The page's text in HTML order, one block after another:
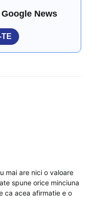
News
mai are nici o valoare
spune orice minciuna
ca acea afirmatie e o